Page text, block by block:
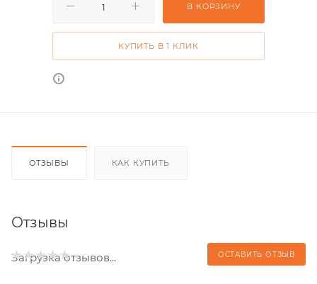
В КОРЗИНУ
КУПИТЬ В 1 КЛИК
ОТЗЫВЫ КАК КУПИТЬ
Отзывы
ОСТАВИТЬ ОТЗЫВ
Загрузка отзывов...